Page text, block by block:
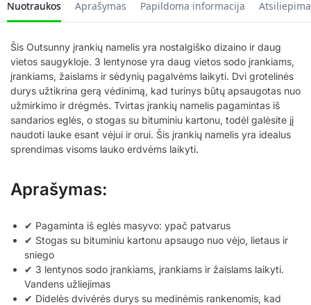
Nuotraukos Aprašymas Papildoma informacija
Šis Outsunny įrankių namelis yra nostalgiško dizaino ir daug
vietos saugykloje. 3 lentynose yra daug vietos sodo įrankiams,
įrankiams, žaislams ir sėdynių pagalvėms laikyti. Dvi grotelinės
durys užtikrina gerą vėdinimą, kad turinys būtų apsaugotas nuo
užmirkimo ir drėgmės. Tvirtas įrankių namelis pagamintas iš
sandarios eglės, o stogas su bituminiu kartonu, todėl galėsite jį
naudoti lauke esant vėjui ir orui. Šis įrankių namelis yra idealus
sprendimas visoms lauko erdvėms laikyti.
Aprašymas:
✔ Pagaminta iš eglės masyvo: ypač patvarus
✔ Stogas su bituminiu kartonu apsaugo nuo vėjo, lietaus ir
sniego
✔ 3 lentynos sodo įrankiams, įrankiams ir žaislams laikyti.
Vandens užliejimas
✔ Didelės dvivėrės durys su medinėmis rankenomis, kad